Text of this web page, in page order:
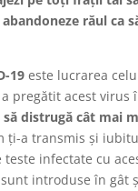
răul ca
19 este lucrarea
pregătit acest virus
să distrugă cât mai
ţi-a transmis şi
infectate cu
introduse în gât